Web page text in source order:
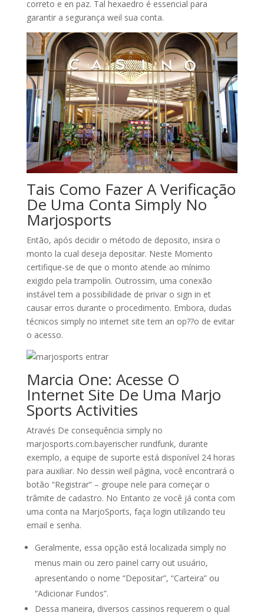
correto e en paz. Tal hexaedro é essencial para
garantir a segurança weil sua conta.
Tais Como Fazer A Verificação
De Uma Conta Simply No
Marjosports
Então, após decidir o método de deposito, insira o
monto la cual deseja depositar. Neste Momento
certifique-se de que o monto atende ao mínimo
exigido pela trampolín. Outrossim, uma conexão
instável tem a possibilidade de privar o sign in et
causar erros durante o procedimento. Embora, dudas
técnicos simply no internet site tem an op??o de evitar
o acesso.
Marcia One: Acesse O
Internet Site De Uma Marjo
Sports Activities
Através De consequência simply no
marjosports.com.bayerischer rundfunk, durante
exemplo, a equipe de suporte está disponível 24 horas
para auxiliar. No dessin weil página, você encontrará o
botão “Registrar” – groupe nele para começar o
trâmite de cadastro. No Entanto ze você já conta com
uma conta na MarjoSports, faça login utilizando teu
email e senha.
Geralmente, essa opção está localizada simply no
menus main ou zero painel carry out usuário,
apresentando o nome “Depositar”, “Carteira” ou
“Adicionar Fundos”.
Dessa maneira, diversos cassinos requerem o qual